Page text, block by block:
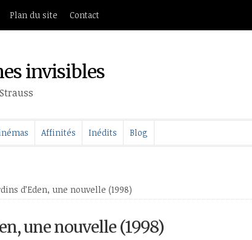
Plan du site Contact
invisibles
Affinités Inédits Blog
d’Eden, une nouvelle (1998)
une nouvelle (1998)